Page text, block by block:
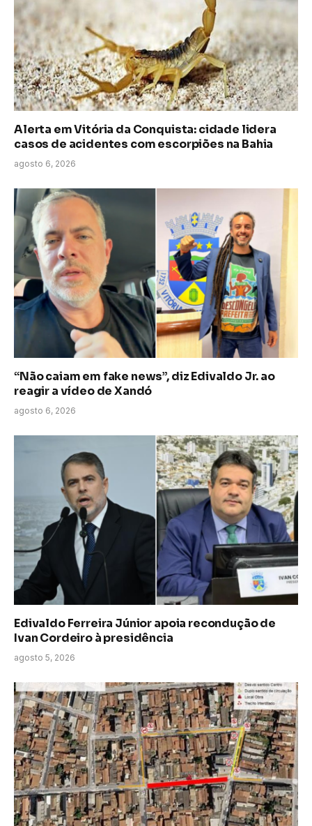
Alerta em Vitória da Conquista: cidade lidera
casos de acidentes com escorpiões na Bahia
agosto 6, 2026
“Não caiam em fake news”, diz Edivaldo Jr. ao
reagir a vídeo de Xandó
agosto 6, 2026
Edivaldo Ferreira Júnior apoia recondução de
Ivan Cordeiro à presidência
agosto 5, 2026